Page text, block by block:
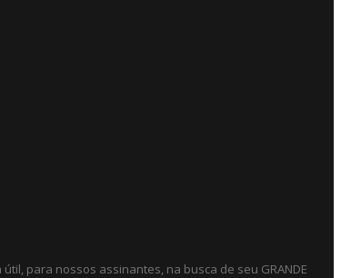
para nossos assinantes, na busca de seu GRANDE